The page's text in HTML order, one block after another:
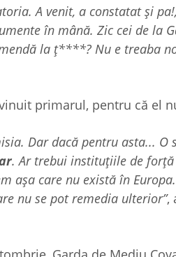
A venit, a constatat și
în mână. Zic cei de la
la ț****? Nu e treaba
primarul, pentru că el
Dar dacă pentru asta... O
. Ar trebui instituțiile de
așa care nu există în
nu se pot remedia ulterior”,